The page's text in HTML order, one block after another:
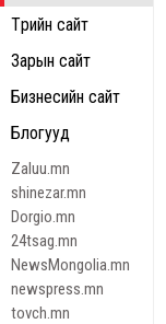
Төрийн сайт
Зарын сайт
Бизнесийн сайт
Блогууд
Zaluu.mn
shinezar.mn
Dorgio.mn
24tsag.mn
NewsMongolia.mn
newspress.mn
tovch.mn